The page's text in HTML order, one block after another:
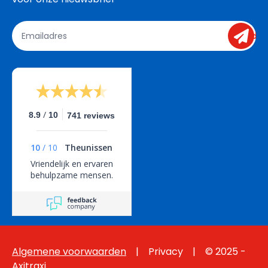
send
8.9 / 10 741 reviews
10 / 10
Theunissen
Vriendelijk en ervaren
behulpzame mensen.
Algemene voorwaarden | Privacy
    |    © 2025 -